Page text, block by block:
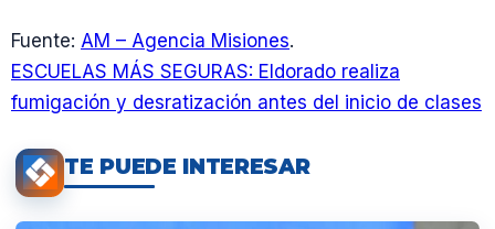
Fuente: AM – Agencia Misiones.
ESCUELAS MÁS SEGURAS: Eldorado realiza
fumigación y desratización antes del inicio de clases
TE PUEDE INTERESAR